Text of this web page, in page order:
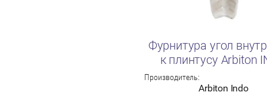
Фурнитура угол
к плинтусу Arbiton
Производитель:
Arbiton Indo